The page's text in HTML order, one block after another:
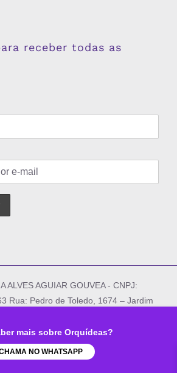
mais sobre Orquídeas?
NO WHATSAPP
receber todas as
ALVES AGUIAR GOUVEA - CNPJ:
Rua: Pedro de Toledo, 1674 – Jardim
Reservados | Desenvolvido por
Frequência Digital